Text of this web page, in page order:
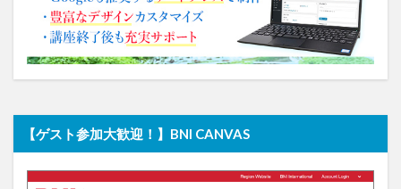
【ゲスト参加大歓迎！】BNI CANVAS